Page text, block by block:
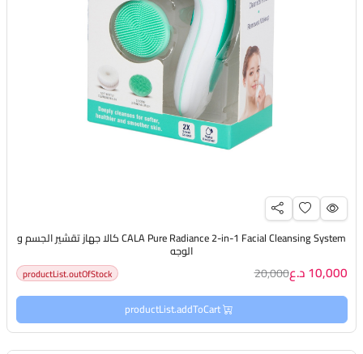
CALA Pure Radiance 2-in-1 Facial Cleansing System كالا جهاز تقشير الجسم و
الوجه
10,000 د.ع 20,000
productList.outOfStock
productList.addToCart